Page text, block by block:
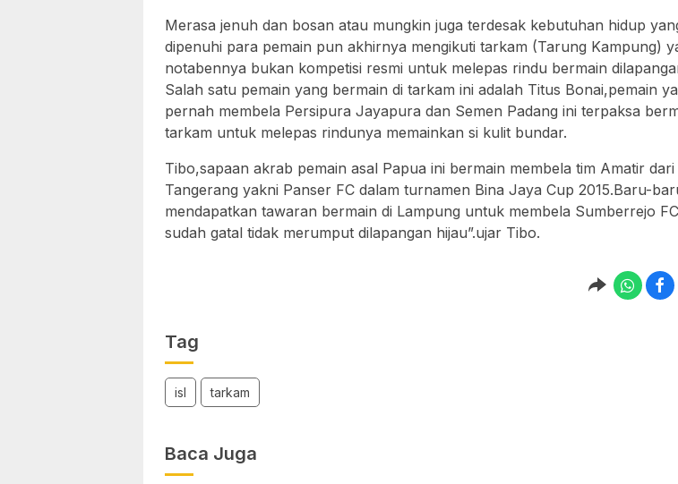
Merasa jenuh dan bosan atau mungkin juga terdesak kebutuhan hidup
dipenuhi para pemain pun akhirnya mengikuti tarkam (Tarung Kampung)
notabennya bukan kompetisi resmi untuk melepas rindu bermain
Salah satu pemain yang bermain di tarkam ini adalah Titus Bonai,pemain
pernah membela Persipura Jayapura dan Semen Padang ini terpaksa
tarkam untuk melepas rindunya memainkan si kulit bundar.
Tibo,sapaan akrab pemain asal Papua ini bermain membela tim Amatir dari
Tangerang yakni Panser FC dalam turnamen Bina Jaya Cup 2015.Baru-
mendapatkan tawaran bermain di Lampung untuk membela Sumberrejo
sudah gatal tidak merumput dilapangan hijau”.ujar Tibo.
Tag
isl tarkam
Baca Juga